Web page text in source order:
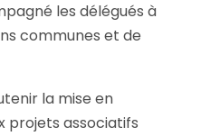
les délégués à
communes et de
la mise en
projets associatifs